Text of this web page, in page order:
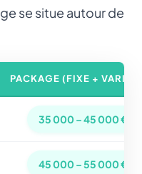
se situe autour de
PACKAGE (FIXE +
35 000 – 45 000 €
45 000 – 55 000 €